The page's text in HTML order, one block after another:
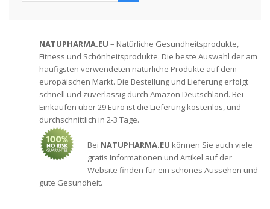
NATUPHARMA.EU – Natürliche Gesundheitsprodukte,
Fitness und Schönheitsprodukte. Die beste Auswahl der am
häufigsten verwendeten natürliche Produkte auf dem
europäischen Markt. Die Bestellung und Lieferung erfolgt
schnell und zuverlässig durch Amazon Deutschland. Bei
Einkäufen über 29 Euro ist die Lieferung kostenlos, und
durchschnittlich in 2-3 Tage.
Bei NATUPHARMA.EU können Sie auch viele
gratis Informationen und Artikel auf der
Website finden für ein schönes Aussehen und
gute Gesundheit.